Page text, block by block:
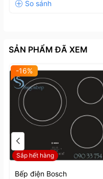
SẢN PHẨM ĐÃ XEM
Sắp hết hàng
-16%
Bếp điện Bosch